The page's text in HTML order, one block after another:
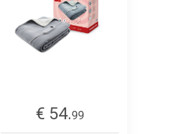
€ 54.99